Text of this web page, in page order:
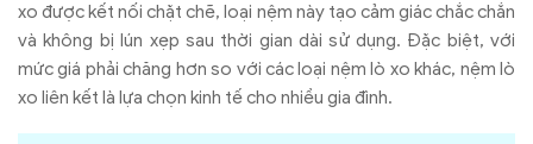
xođược kết nối chặt chẽ, loại nệm này tạo cảm giác chắc chắn
và không bị lún xẹp sau thời gian dài sử dụng. Đặc biệt, với
mức giá phải chăng hơn so với các loại nệm lò xo khác, nệm lò
xo liên kết l à l ựa chọn kinh tế cho nhiều gia đình.